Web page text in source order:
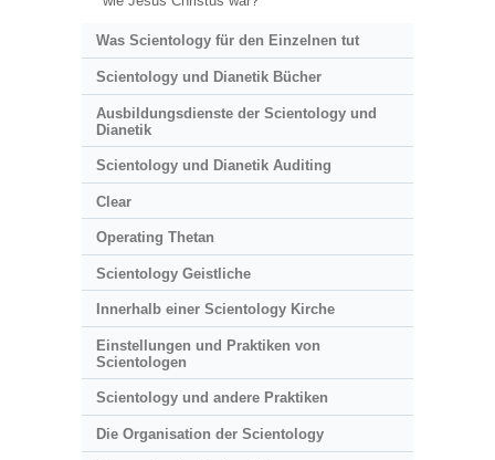
Was Scientology für den Einzelnen tut
Scientology und Dianetik Bücher
Ausbildungsdienste der Scientology und
Dianetik
Scientology und Dianetik Auditing
Clear
Operating Thetan
Scientology Geistliche
Innerhalb einer Scientology Kirche
Einstellungen und Praktiken von
Scientologen
Scientology und andere Praktiken
Die Organisation der Scientology